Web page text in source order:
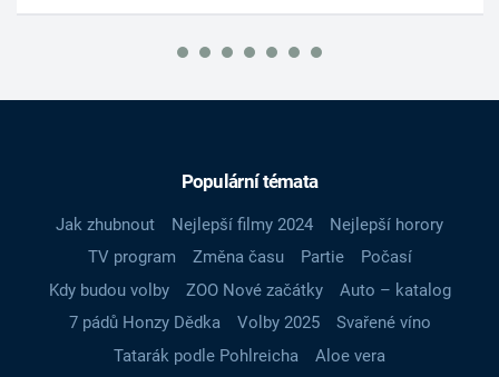
Populární témata
Jak zhubnout Nejlepší filmy 2024
Nejlepší horory
TV program
Změna času Partie
Počasí
Kdy budou volby
ZOO Nové začátky
Auto – katalog
7 pádů Honzy Dědka
Volby 2025
Svařené víno
Tatarák podle Pohlreicha
Aloe vera